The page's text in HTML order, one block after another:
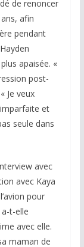
de renoncer
afin
pendant
apaisée. «
post-
Je veux
imparfaite et
seule dans
avec
avec Kaya
pour
t-elle
avec elle.
maman de